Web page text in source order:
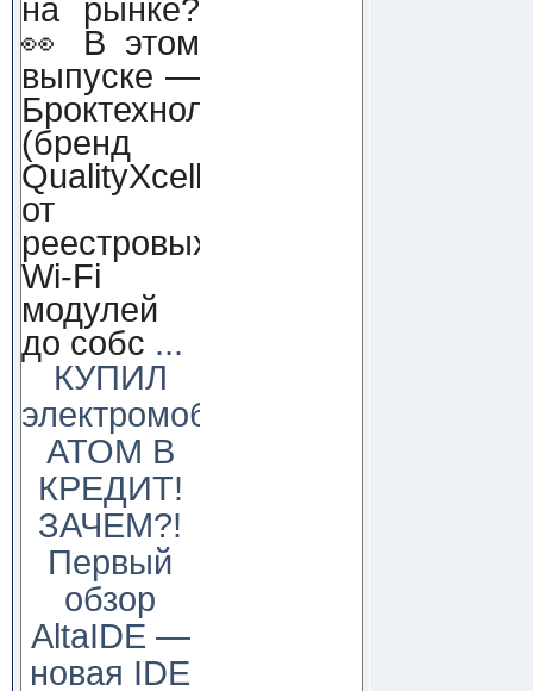
на рынке?
👀 В этом
выпуске —
Броктехнолоджи
(бренд
QualityXcellence):
от
реестровых
Wi-Fi
модулей
до собс ...
КУПИЛ
электромобиль
АТОМ В
КРЕДИТ!
ЗАЧЕМ?!
Первый
обзор
AltaIDE —
новая IDE